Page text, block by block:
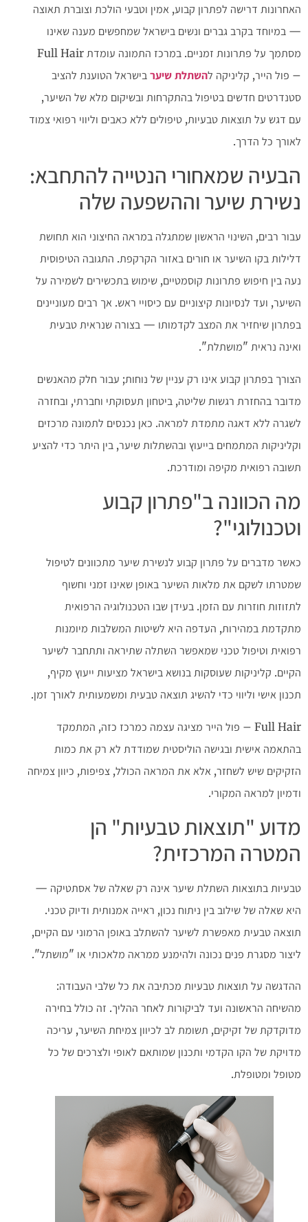
האחרונות דרישה לפתרון קבוע, אמין וטבעי הולכת וצוברת תאוצה
— במיוחד בקרב גברים ונשים בישראל שמחפשים מענה שאינו
מסתמך על פתרונות זמניים. במרכז התמונה עומדת Full Hair
– פול הייר, קליניקה להשתלת שיער בישראל הטוענת להציב
סטנדרטים חדשים בטיפול בהתקרחות ובשיקום מלא של השיער,
עם דגש על תוצאות טבעיות, טיפולים ללא כאבים וליווי רפואי צמוד
לאורך כל הדרך.
הבעיה שמאחורי הנטייה להתחבא:
נשירת שיער וההשפעה שלה
עבור רבים, השינוי הראשון שמתגלה במראה החיצוני הוא תחושת
דלילות בקו השיער או חורים באזור הקרקפת. התגובה הטיפוסית
נעה בין חיפוש פתרונות קוסמטיים, שימוש בתכשירים לשמירה על
השיער, ועד לנסיונות קיצוניים עם כיסויי ראש. אך רבים מעוניינים
בפתרון שיחזיר את המצב לקדמותו — בצורה שנראית טבעית
ואינה נראית "מושתלת".
הצורך בפתרון קבוע אינו רק עניין של נוחות; עבור חלק מהאנשים
מדובר בהחזרת רגשות שליטה, ביטחון תעסוקתי וחברתי, ובחזרה
לשגרה ללא דאגה מתמדת למראה. כאן נכנסים לתמונה מרכזים
וקליניקות המתמחים בייעוץ ובהשתלות שיער, בין היתר כדי להציע
תשובה רפואית מקיפה ומודרכת.
מה הכוונה ב"פתרון קבוע
וטכנולוגי"?
כאשר מדברים על פתרון קבוע לנשירת שיער מתכוונים לטיפול
שמטרתו לשקם את מלאות השיער באופן שאינו זמני וחשוף
לתזוזות חוזרות עם הזמן. בעידן שבו הטכנולוגיה הרפואית
מתקדמת במהירות, העדפה היא לשיטות המשלבות מיומנות
רפואית וטיפול טכני שמאפשר השתלה שתיראה ותתחבר לשיער
הקיים. קליניקות שעוסקות בנושא בישראל מציעות ייעוץ מקיף,
תכנון אישי וליווי כדי להשיג תוצאה טבעית ומשמעותית לאורך זמן.
Full Hair – פול הייר מציגה עצמה כמרכז כזה, המתמקד
בהתאמה אישית ובגישה הוליסטית שמודדת לא רק את כמות
הזקיקים שיש לשחזר, אלא את המראה הכולל, צפיפות, כיוון צמיחה
ודמיון למראה המקורי.
מדוע "תוצאות טבעיות" הן
המטרה המרכזית?
טבעיות בתוצאות השתלת שיער אינה רק שאלה של אסתטיקה —
היא שאלה של שילוב בין ניתוח נכון, ראייה אמנותית ודיוק טכני.
תוצאה טבעית מאפשרת לשיער להשתלב באופן הרמוני עם הקיים,
ליצור מסגרת פנים נכונה ולהימנע ממראה מלאכותי או "מושתל".
ההדגשה על תוצאות טבעיות מכתיבה את כל שלבי העבודה:
מהשיחה הראשונה ועד לביקורות לאחר ההליך. זה כולל בחירה
מדוקדקת של זקיקים, תשומת לב לכיוון צמיחת השיער, עריכה
מדויקת של הקו הקדמי ותכנון שמותאם לאופי ולצרכים של כל
מטופל ומטופלת.